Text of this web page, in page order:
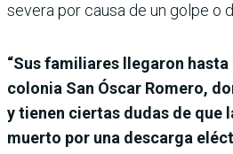
severa por causa de un golpe o
“Sus familiares llegaron hasta
colonia San Óscar Romero,
y tienen ciertas dudas de que
muerto por una descarga